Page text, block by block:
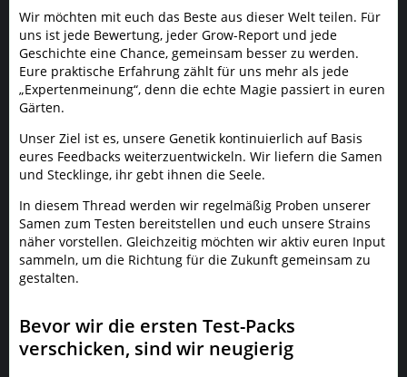
Wir möchten mit euch das Beste aus dieser Welt teilen. Für
uns ist jede Bewertung, jeder Grow-Report und jede
Geschichte eine Chance, gemeinsam besser zu werden.
Eure praktische Erfahrung zählt für uns mehr als jede
„Expertenmeinung“, denn die echte Magie passiert in euren
Gärten.
Unser Ziel ist es, unsere Genetik kontinuierlich auf Basis
eures Feedbacks weiterzuentwickeln. Wir liefern die Samen
und Stecklinge, ihr gebt ihnen die Seele.
In diesem Thread werden wir regelmäßig Proben unserer
Samen zum Testen bereitstellen und euch unsere Strains
näher vorstellen. Gleichzeitig möchten wir aktiv euren Input
sammeln, um die Richtung für die Zukunft gemeinsam zu
gestalten.
Bevor wir die ersten Test-Packs
verschicken, sind wir neugierig